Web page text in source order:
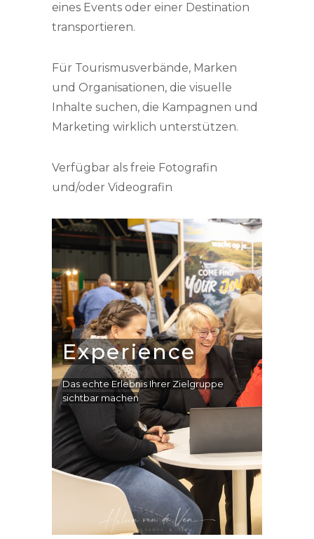
eines Events oder einer Destination
transportieren.
Für Tourismusverbände, Marken
und Organisationen, die visuelle
Inhalte suchen, die Kampagnen und
Marketing wirklich unterstützen.
Verfügbar als freie Fotografin
und/oder Videografin
Experience
Das echte Erlebnis Ihrer Zielgruppe
sichtbar machen